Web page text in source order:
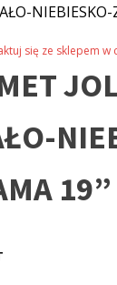
się ze sklepem
19”